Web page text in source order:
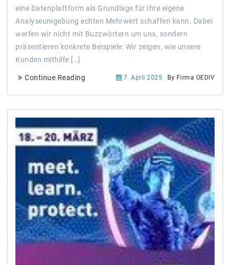
eine Datenplattform als Grundlage für Ihre eigene
Analyseumgebung echten Mehrwert schaffen kann. Dabei
werfen wir nicht mit Buzzwörtern um uns, sondern
präsentieren konkrete Beispiele: Wir zeigen, wie unsere
Kunden mithilfe […]
Continue Reading 7. April 2025 By Firma OEDIV